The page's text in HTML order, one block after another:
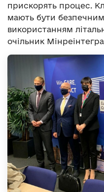
прискорять процес.
мають бути
використанням
очільник